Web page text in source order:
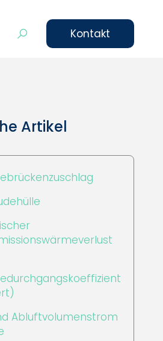
Kontakt
Artikel
Abluftvolumenstrom